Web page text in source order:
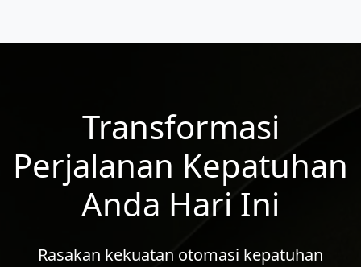
Transformasi
Perjalanan Kepatuhan
Anda Hari Ini
Rasakan kekuatan otomasi kepatuhan